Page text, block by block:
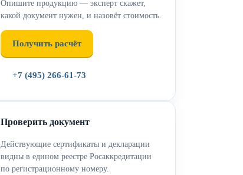
Опишите продукцию — эксперт скажет,
какой документ нужен, и назовёт стоимость.
Получить расчёт
+7 (495) 266-61-73
Проверить документ
Действующие сертификаты и декларации
видны в едином реестре Росаккредитации
по регистрационному номеру.